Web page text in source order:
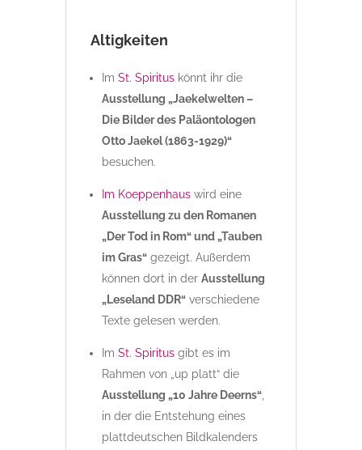
Altigkeiten
Im St. Spirituskönnt ihr die
Ausstellung „Jaekelwelten –
Die Bilder des Paläontologen
Otto Jaekel (1863-1929)“
besuchen.
Im Koeppenhauswird eine
Ausstellung zu den Romanen
„Der Tod in Rom“ und „Tauben
im Gras“gezeigt. Außerdem
können dort in der Ausstellung
„Leseland DDR“verschiedene
Texte gelesen werden.
Im St. Spiritusgibt es im
Rahmen von „up platt“ die
Ausstellung „10 Jahre Deerns“,
in der die Entstehung eines
plattdeutschen Bildkalenders